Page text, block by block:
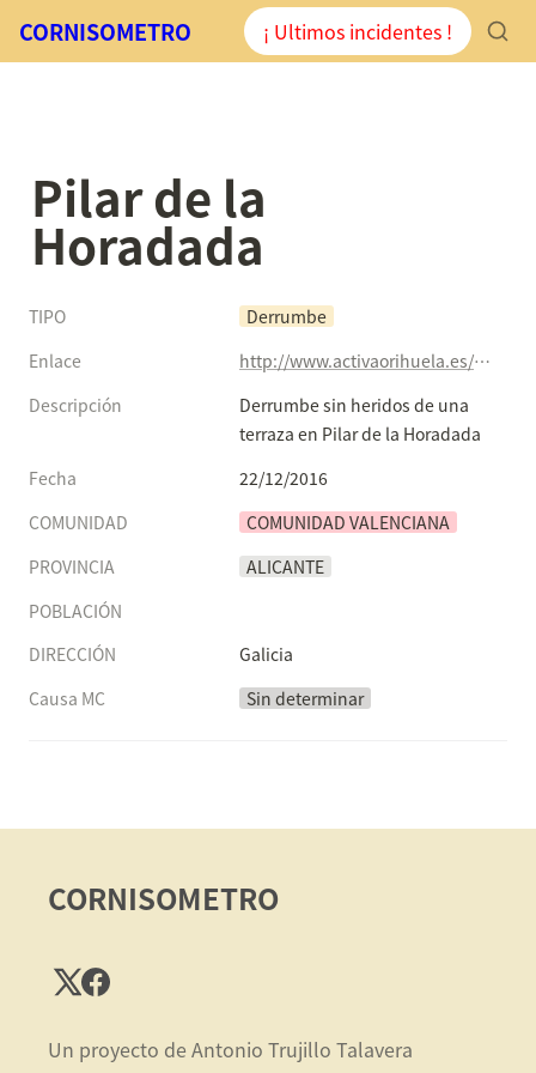
CORNISOMETRO ¡ Ultimos incidentes !
Pilar de la
Horadada
TIPO
Derrumbe
Enlace
http://www.activaorihuela.es/derrumbe-sin-heridos-de-una-terraza-en-pilar-de-la-horadada/
Descripción
Derrumbe sin heridos de una
terraza en Pilar de la Horadada
Fecha
22/12/2016
COMUNIDAD
COMUNIDAD VALENCIANA
PROVINCIA
ALICANTE
POBLACIÓN
DIRECCIÓN
Galicia
Causa MC
Sin determinar
CORNISOMETRO
Un proyecto de Antonio Trujillo Talavera